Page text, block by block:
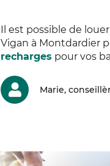
Il est possible de
Vigan à Montdardier
recharges pour vos
Marie,